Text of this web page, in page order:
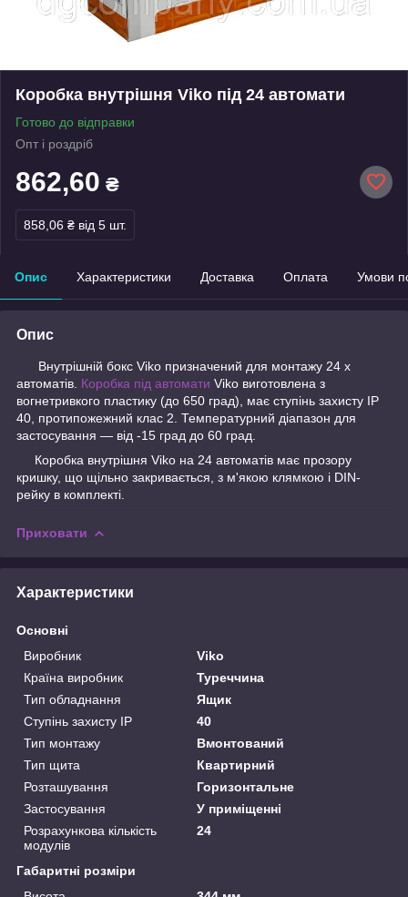
Коробка внутрішня Viko під 24 автомати
Готово до відправки
Опт і роздріб
862,60 ₴
858,06 ₴ від 5 шт.
Опис Характеристики Доставка Оплата Умови
Опис
Внутрішній бокс Viko призначений для монтажу 24 х
автоматів. Коробка під автомати Viko виготовлена з
вогнетривкого пластику (до 650 град), має ступінь захисту IP
40, протипожежний клас 2. Температурний діапазон для
застосування — від -15 град до 60 град.
Коробка внутрішня Viko на 24 автоматів має прозору
кришку, що щільно закривається, з м'якою клямкою і DIN-
рейку в комплекті.
Приховати
Характеристики
Основні
Виробник
Viko
Країна виробник
Туреччина
Тип обладнання
Ящик
Ступінь захисту IP
40
Тип монтажу
Вмонтований
Тип щита
Квартирний
Розташування
Горизонтальне
Застосування
У приміщенні
Розрахункова кількість
модулів
24
Габаритні розміри